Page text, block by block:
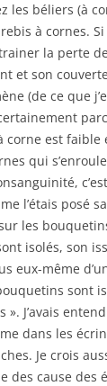
les béliers (à
à cornes. Si
la perte
et son
(de ce que
corne est faible
qui
l’étais posé
les
isolés, son
eux-même
sont
». J’avais
dans les
Je crois
des cause des